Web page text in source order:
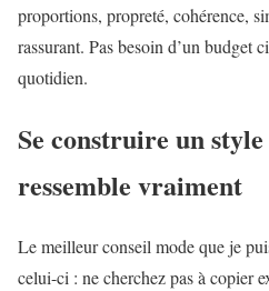
proportions, propreté, cohérence,
rassurant. Pas besoin d’un budget
quotidien.
Se construire un
ressemble vraiment
Le meilleur conseil mode que je
celui-ci : ne cherchez pas à copier